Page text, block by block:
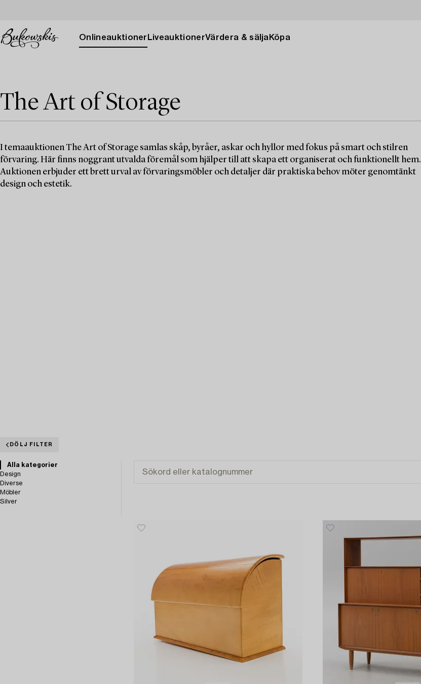
Onlineauktioner LiveauktionerVärdera & sälja Köpa
The Art of Storage
I temaauktionen The Art of Storage samlas skåp, byråer, askar och hyllor med fokus på smart och stilren
förvaring. Här finns noggrant utvalda föremål som hjälper till att skapa ett organiserat och funktionellt hem.
Auktionen erbjuder ett brett urval av förvaringsmöbler och detaljer där praktiska behov möter genomtänkt
design och estetik.
DÖLJ FILTER
Alla kategorier
Design
Diverse
Möbler
Silver